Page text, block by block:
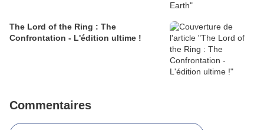
The Lord of the Ring : The
Confrontation - L'édition ultime !
Commentaires